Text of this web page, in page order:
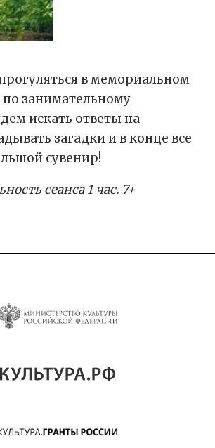
в мемориальном
по занимательному
искать ответы на
загадки и в конце все
сувенир!
сеанса 1 час. 7+